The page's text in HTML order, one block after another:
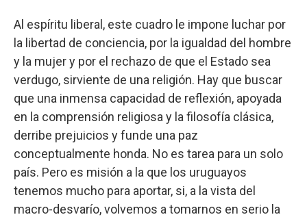
Al espíritu liberal, este cuadro le impone luchar por
la libertad de conciencia, por la igualdad del hombre
y la mujer y por el rechazo de que el Estado sea
verdugo, sirviente de una religión. Hay que buscar
que una inmensa capacidad de reflexión, apoyada
en la comprensión religiosa y la filosofía clásica,
derribe prejuicios y funde una paz
conceptualmente honda. No es tarea para un solo
país. Pero es misión a la que los uruguayos
tenemos mucho para aportar, si, a la vista del
macro-desvarío, volvemos a tomarnos en serio la